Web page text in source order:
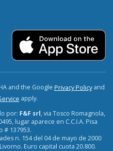
and the Google Privacy Policyand
apply.
por: F&F srl, via Tosco Romagnola,
lugar aparece en C.C.I.A. Pisa
# 137953.
n. 154 del 04 de mayo de 2000
Euro capital cuota 20.800.